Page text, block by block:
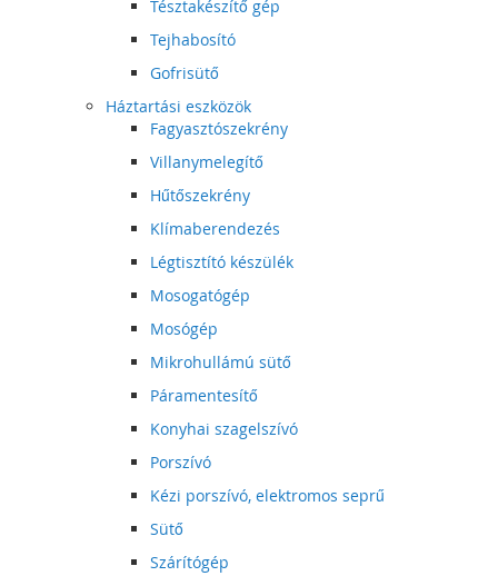
Tésztakészítő gép
Tejhabosító
Gofrisütő
Háztartási eszközök
Fagyasztószekrény
Villanymelegítő
Hűtőszekrény
Klímaberendezés
Légtisztító készülék
Mosogatógép
Mosógép
Mikrohullámú sütő
Páramentesítő
Konyhai szagelszívó
Porszívó
Kézi porszívó, elektromos seprű
Sütő
Szárítógép